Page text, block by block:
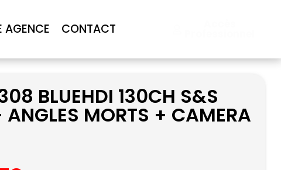
AGENCE CONTACT
BLUEHDI 130CH S&S
ANGLES MORTS + CAMERA